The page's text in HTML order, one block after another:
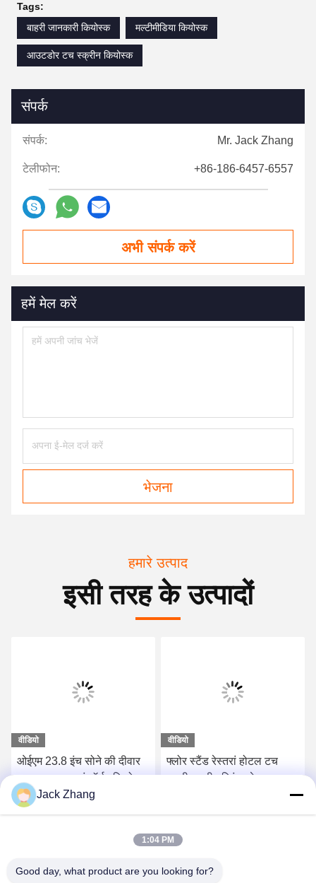
Tags:
बाहरी जानकारी कियोस्क
मल्टीमीडिया कियोस्क
आउटडोर टच स्क्रीन कियोस्क
संपर्क
संपर्क: Mr. Jack Zhang
टेलीफोन: +86-186-6457-6557
अभी संपर्क करें
हमें मेल करें
भेजना
हमारे उत्पाद
इसी तरह के उत्पादों
वीडियो
ओईएम 23.8 इंच सोने की दीवार
पर घुड़सवार स्वयं ऑर्डर कियोस्क
के साथ पोस्ट होल्डर एंड्रॉयड /
विंडोजसर्वोत्तम मूल्य प्राप्त करें
वीडियो
फ्लोर स्टैंड रेस्तरां होटल टच
स्क्रीन रसीद प्रिंटर के साथ स्वयं
सर्वोत्तम मूल्य प्राप्त करें
Jack Zhang
1:04 PM
Good day, what product are you looking for?